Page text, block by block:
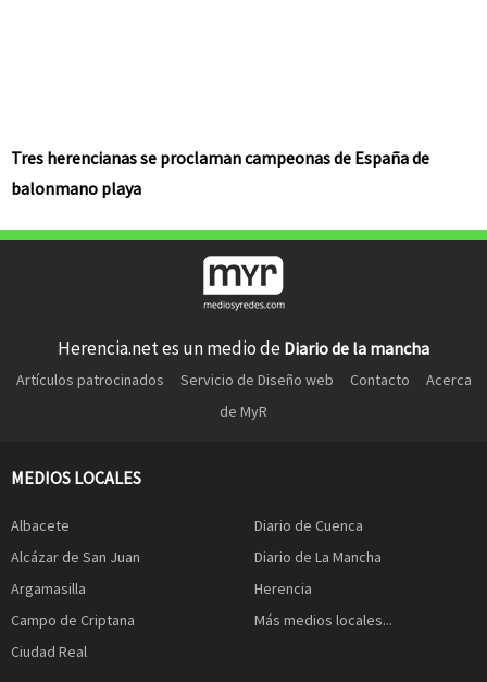
Tres herencianas se proclaman campeonas de España de
balonmano playa
Herencia.net es un medio de Diario de la mancha
Artículos patrocinados Servicio de Diseño web Contacto
Acerca
de MyR
MEDIOS LOCALES
Albacete
Alcázar de San Juan
Argamasilla
Campo de Criptana
Ciudad Real
Diario de Cuenca
Diario de La Mancha
Herencia
Más medios locales...